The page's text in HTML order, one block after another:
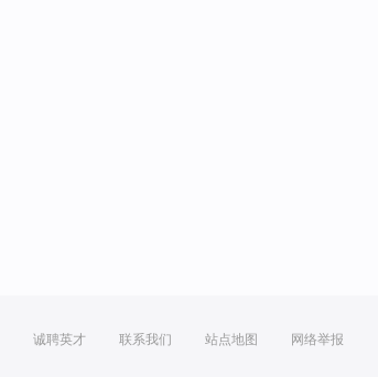
诚聘英才 联系我们 站点地图 网络举报